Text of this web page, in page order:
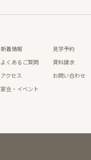
新着情報
よくあるご質問
アクセス
宴会・イベント
見学予約
資料請求
お問い合わせ